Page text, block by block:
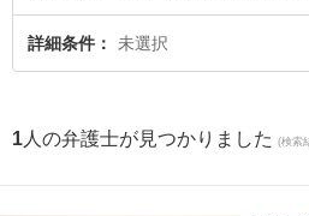
困りの相談者さんにおすすめです。
詳細条件 未選択
1 人の弁護士が見つかりました (検索